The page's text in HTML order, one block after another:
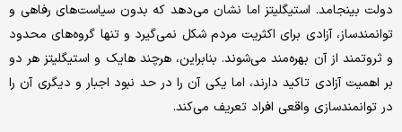
دولت بینجامد. استیگلیتز اما نشان می‌دهد که بدون سیاست‌های رفاهی و
توانمندساز، آزادی برای اکثریت مردم شکل نمی‌گیرد و تنها گروه‌های محدود
و ثروتمند از آن بهره‌مند می‌شوند. بنابراین، هرچند‌ هایک و استیگلیتز هر دو
بر اهمیت آزادی تاکید دارند، اما یکی آن را در حد نبود اجبار و دیگری آن را
در توانمندسازی واقعی افراد تعریف می‌کند.